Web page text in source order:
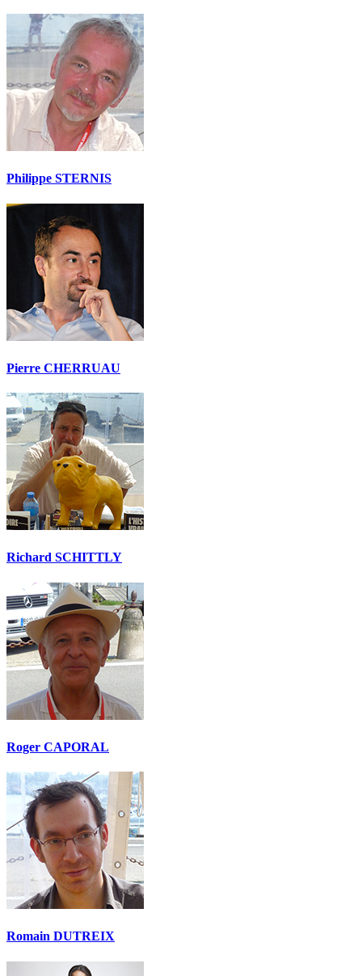
Philippe STERNIS
Pierre CHERRUAU
Richard SCHITTLY
Roger CAPORAL
Romain DUTREIX